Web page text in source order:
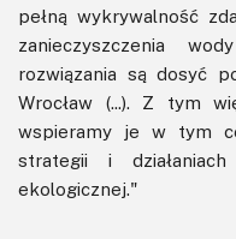
pełną wykrywalność
zanieczyszczenia
rozwiązania są dosyć
Wrocław (...). Z tym
wspieramy je w tym
strategii i
ekologicznej."